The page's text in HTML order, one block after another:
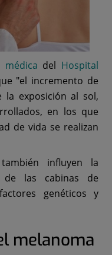
médica del Hospital
"el incremento de
la exposición al sol,
en los que
de vida se realizan
influyen la
de las cabinas de
genéticos y
melanoma